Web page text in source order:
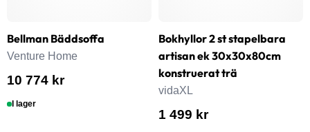
Bellman Bäddsoffa
Venture Home
10 774 kr
I lager
Bokhyllor 2 st stapelbara
artisan ek 30x30x80cm
konstruerat trä
vidaXL
1 499 kr